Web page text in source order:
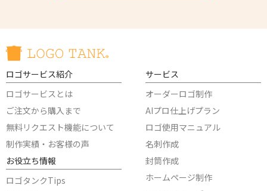
ロゴサービス紹介
ロゴサービスとは
ご注文から購入まで
無料リクエスト機能について
制作実績・お客様の声
お役立ち情報
ロゴタンクTips
サービス
オーダーロゴ制作
AIプロ仕上げプラン
ロゴ使用マニュアル
名刺作成
封筒作成
ホームページ制作